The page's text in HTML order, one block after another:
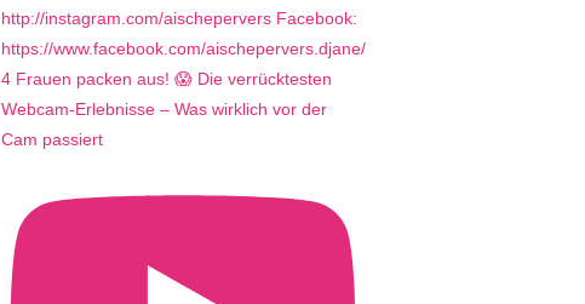
4 Frauen packen aus! 😱 Die verrücktesten
Webcam-Erlebnisse – Was wirklich vor der
Cam passiert